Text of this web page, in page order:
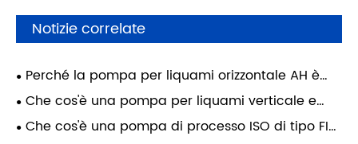
Notizie correlate
Perché la pompa per liquami orizzontale AH è
stata il cavallo di battaglia dell'industria mineraria
per 60 anni?
Che cos'è una pompa per liquami verticale e
perché è essenziale per le applicazioni pesanti?
Che cos'è una pompa di processo ISO di tipo FIH